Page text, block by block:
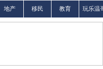
地产 移民 教育 玩乐温